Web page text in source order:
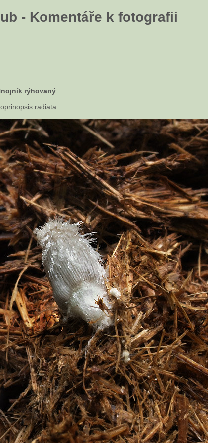
- Komentáře k fotografii
rýhovaný
radiata